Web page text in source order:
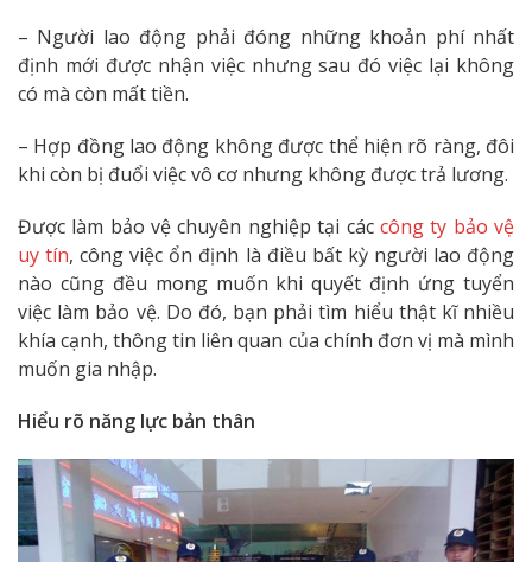
– Người lao động phải đóng những khoản phí nhất
định mới được nhận việc nhưng sau đó việc lại không
có mà còn mất tiền.
– Hợp đồng lao động không được thể hiện rõ ràng, đôi
khi còn bị đuổi việc vô cơ nhưng không được trả lương.
Được làm bảo vệ chuyên nghiệp tại các công ty bảo vệ
uy tín, công việc ổn định là điều bất kỳ người lao động
nào cũng đều mong muốn khi quyết định ứng tuyển
việc làm bảo vệ. Do đó, bạn phải tìm hiểu thật kĩ nhiều
khía cạnh, thông tin liên quan của chính đơn vị mà mình
muốn gia nhập.
Hiểu rõ năng lực bản thân